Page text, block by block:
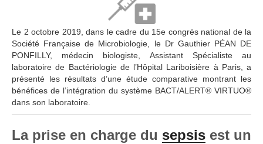
Le 2 octobre 2019, dans le cadre du 15e congrès national de la
Société Française de Microbiologie, le Dr Gauthier PÉAN DE
PONFILLY, médecin biologiste, Assistant Spécialiste au
laboratoire de Bactériologie de l’Hôpital Lariboisière à Paris, a
présenté les résultats d’une étude comparative montrant les
bénéfices de l’intégration du système BACT/ALERT® VIRTUO®
dans son laboratoire.
La prise en charge du sepsis est un